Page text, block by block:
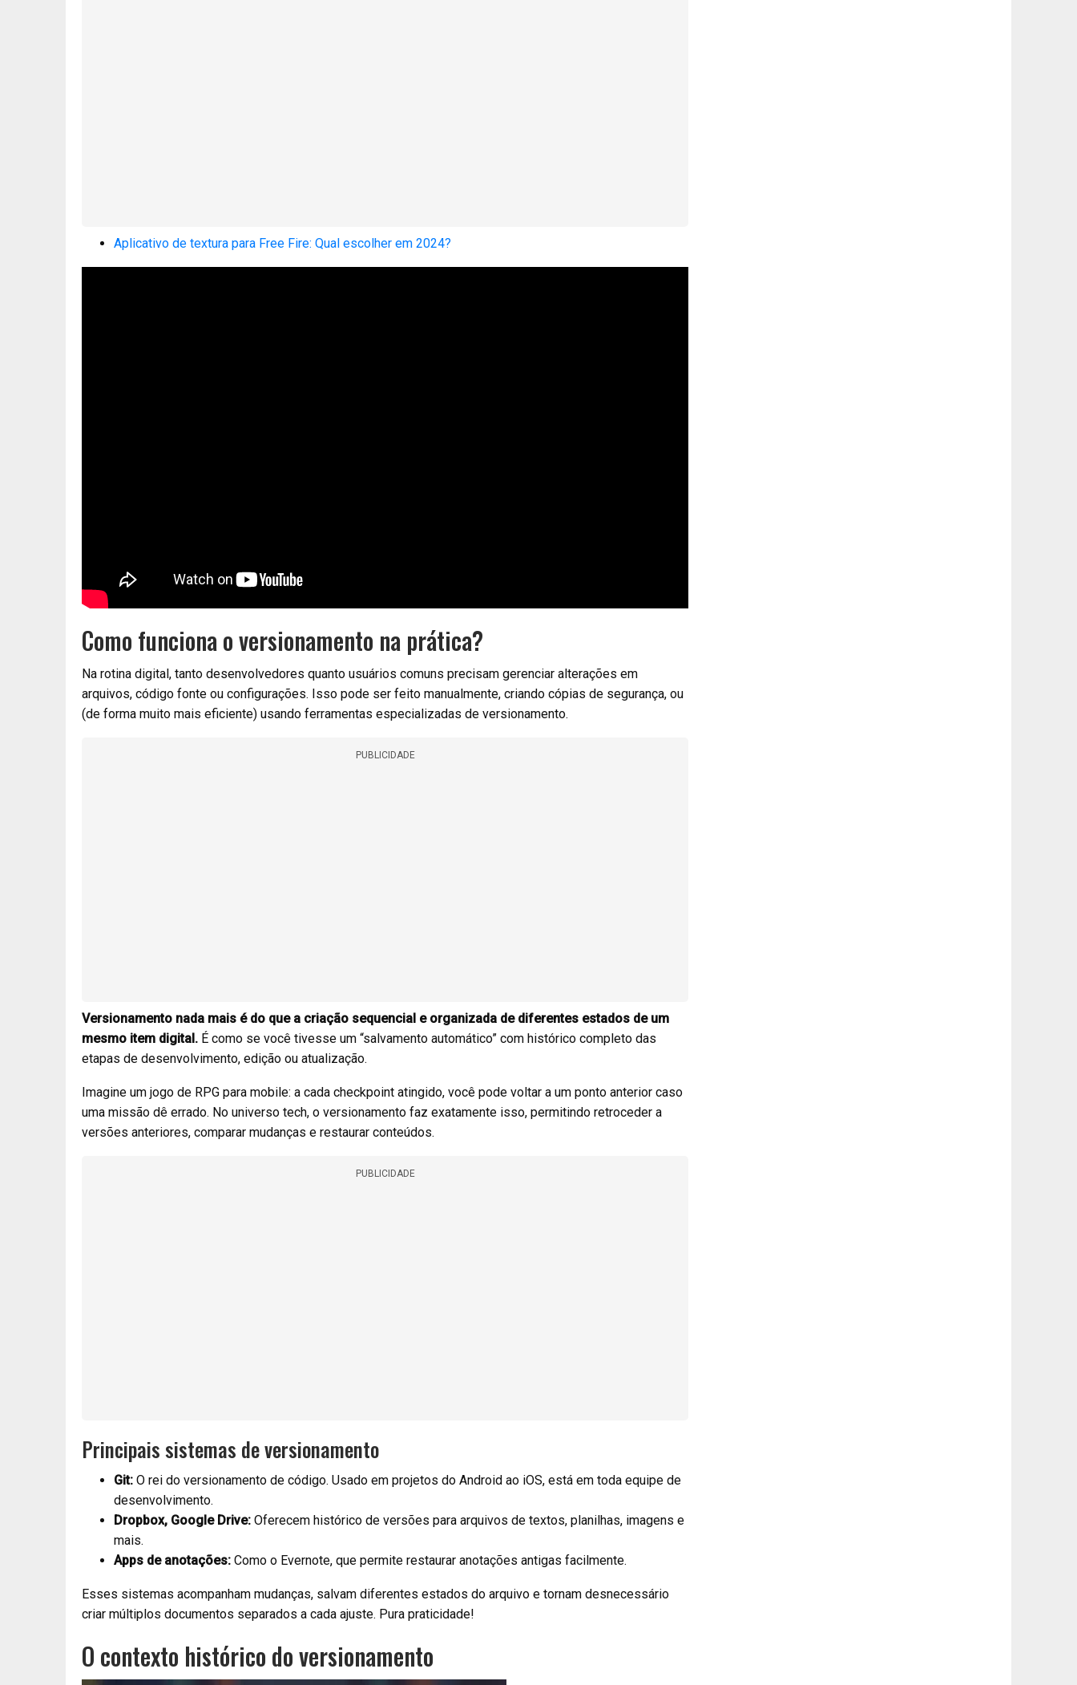
Aplicativo de textura para Free Fire: Qual escolher em 2024?
Como funciona o versionamento na prática?
Na rotina digital, tanto desenvolvedores quanto usuários comuns precisam gerenciar alterações em
arquivos, código fonte ou configurações. Isso pode ser feito manualmente, criando cópias de segurança, ou
(de forma muito mais eficiente) usando ferramentas especializadas de versionamento.
PUBLICIDADE
Versionamento nada mais é do que a criação sequencial e organizada de diferentes estados de um
mesmo item digital. É como se você tivesse um “salvamento automático” com histórico completo das
etapas de desenvolvimento, edição ou atualização.
Imagine um jogo de RPG para mobile: a cada checkpoint atingido, você pode voltar a um ponto anterior caso
uma missão dê errado. No universo tech, o versionamento faz exatamente isso, permitindo retroceder a
versões anteriores, comparar mudanças e restaurar conteúdos.
PUBLICIDADE
Principais sistemas de versionamento
Git: O rei do versionamento de código. Usado em projetos do Android ao iOS, está em toda equipe de
desenvolvimento.
Dropbox, Google Drive: Oferecem histórico de versões para arquivos de textos, planilhas, imagens e
mais.
Apps de anotações: Como o Evernote, que permite restaurar anotações antigas facilmente.
Esses sistemas acompanham mudanças, salvam diferentes estados do arquivo e tornam desnecessário
criar múltiplos documentos separados a cada ajuste. Pura praticidade!
O contexto histórico do versionamento